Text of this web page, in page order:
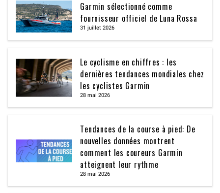
Garmin sélectionné comme
fournisseur officiel de Luna Rossa
31 juillet 2026
Le cyclisme en chiffres : les
dernières tendances mondiales chez
les cyclistes Garmin
28 mai 2026
Tendances de la course à pied: De
nouvelles données montrent
comment les coureurs Garmin
atteignent leur rythme
28 mai 2026